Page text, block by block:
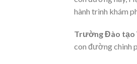
hành trình khám
Trường Đào tạo
con đường chinh